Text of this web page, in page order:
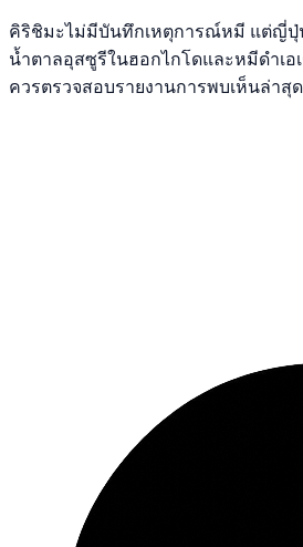
คิริชิมะไม่มีบันทึกเหตุการณ์หมี แต่ญี่
น้ำตาลอุสซูรีในฮอกไกโดและหมีดำเ
ควรตรวจสอบรายงานการพบเห็นล่าสุ